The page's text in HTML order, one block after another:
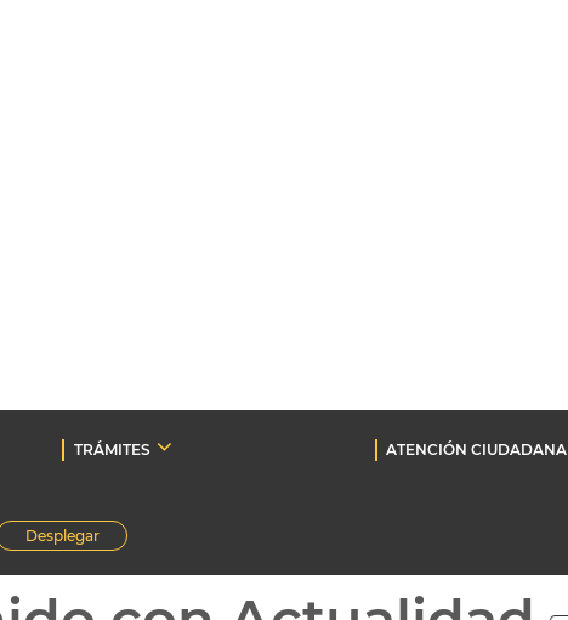
TRÁMITES
ATENCIÓN CIUDADANA
Desplegar